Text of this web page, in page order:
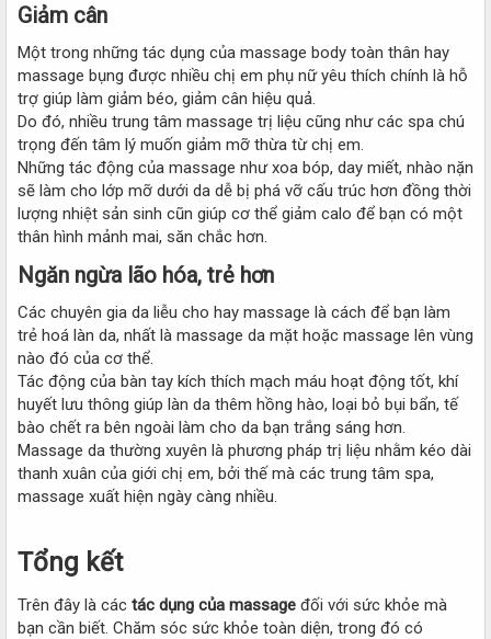
Giảm cân​
Một trong những tác dụng của massage body toàn thân hay
massage bụng được nhiều chị em phụ nữ yêu thích chính là hỗ
trợ giúp làm giảm béo, giảm cân hiệu quả.
Do đó, nhiều trung tâm massage trị liệu cũng như các spa chú
trọng đến tâm lý muốn giảm mỡ thừa từ chị em.
Những tác động của massage như xoa bóp, day miết, nhào nặn
sẽ làm cho lớp mỡ dưới da dễ bị phá vỡ cấu trúc hơn đồng thời
lượng nhiệt sản sinh cũn giúp cơ thể giảm calo để bạn có một
thân hình mảnh mai, săn chắc hơn.
Ngăn ngừa lão hóa, trẻ hơn​
Các chuyên gia da liễu cho hay massage là cách để bạn làm
trẻ hoá làn da, nhất là massage da mặt hoặc massage lên vùng
nào đó của cơ thể.
Tác động của bàn tay kích thích mạch máu hoạt động tốt, khí
huyết lưu thông giúp làn da thêm hồng hào, loại bỏ bụi bẩn, tế
bào chết ra bên ngoài làm cho da bạn trắng sáng hơn.
Massage da thường xuyên là phương pháp trị liệu nhằm kéo dài
thanh xuân của giới chị em, bởi thế mà các trung tâm spa,
massage xuất hiện ngày càng nhiều.
Tổng kết​
Trên đây là các tác dụng của massage đối với sức khỏe mà
bạn cần biết. Chăm sóc sức khỏe toàn diện, trong đó có